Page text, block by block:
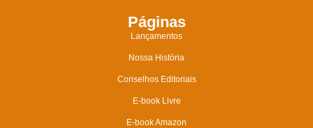
Páginas
Lançamentos
Nossa História
Conselhos Editoriais
E-book Livre
E-book Amazon